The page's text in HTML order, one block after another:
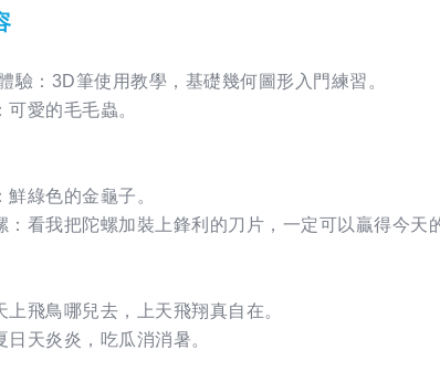
驗：3D筆使用教學，基礎幾何圖形入門練習。
可愛的毛毛蟲。
鮮綠色的金龜子。
：看我把陀螺加裝上鋒利的刀片，一定可以贏得今天
上飛鳥哪兒去，上天飛翔真自在。
日天炎炎，吃瓜消消暑。